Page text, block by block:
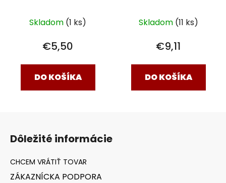
Skladom (1 ks)
€5,50
DO KOŠÍKA
Skladom (11 ks)
€9,11
DO KOŠÍKA
Dôležité informácie
ZÁKAZNÍCKA PODPORA